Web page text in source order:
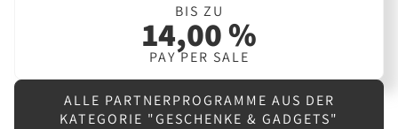
BIS ZU
14,00 %
PAY PER SALE
ALLE PARTNERPROGRAMME AUS DER
KATEGORIE "GESCHENKE & GADGETS"